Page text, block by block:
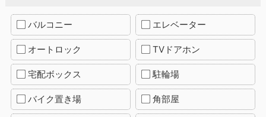
バルコニー エレベーター
オートロック TVドアホン
宅配ボックス 駐輪場
バイク置き場 角部屋